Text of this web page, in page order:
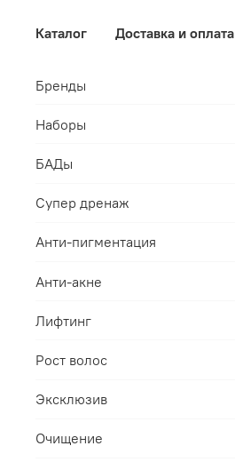
Каталог Доставка и оплата
Бренды
Наборы
БАДы
Супер дренаж
Анти-пигментация
Анти-акне
Лифтинг
Рост волос
Эксклюзив
Очищение